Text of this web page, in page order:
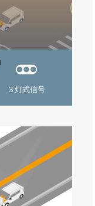
３灯式信号